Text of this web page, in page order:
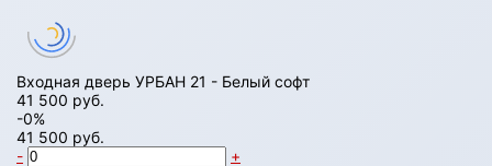
Входная дверь УРБАН 21 - Белый софт
41 500 руб.
-0%
41 500 руб.
-
+